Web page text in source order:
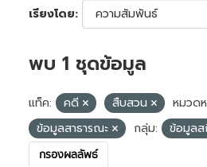
เรียงโดย
พบ 1 ชุดข้อมูล
แท็ค: คดี สืบสวน
หมวด
ข้อมูลสาธารณะ
กลุ่ม: ข้อมูล
กรองผลลัพธ์